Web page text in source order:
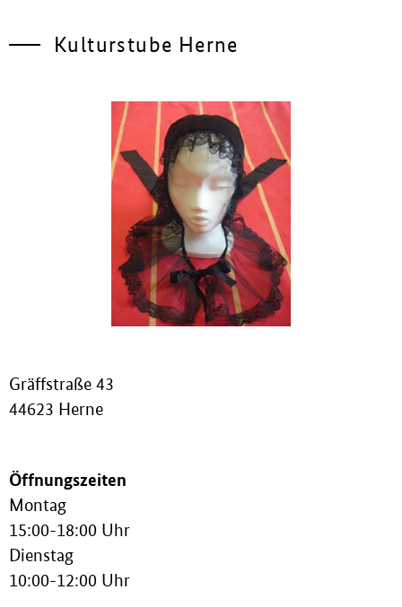
Kulturstube Herne
Gräffstraße 43
44623 Herne
Öffnungszeiten
Montag
15:00-18:00 Uhr
Dienstag
10:00-12:00 Uhr